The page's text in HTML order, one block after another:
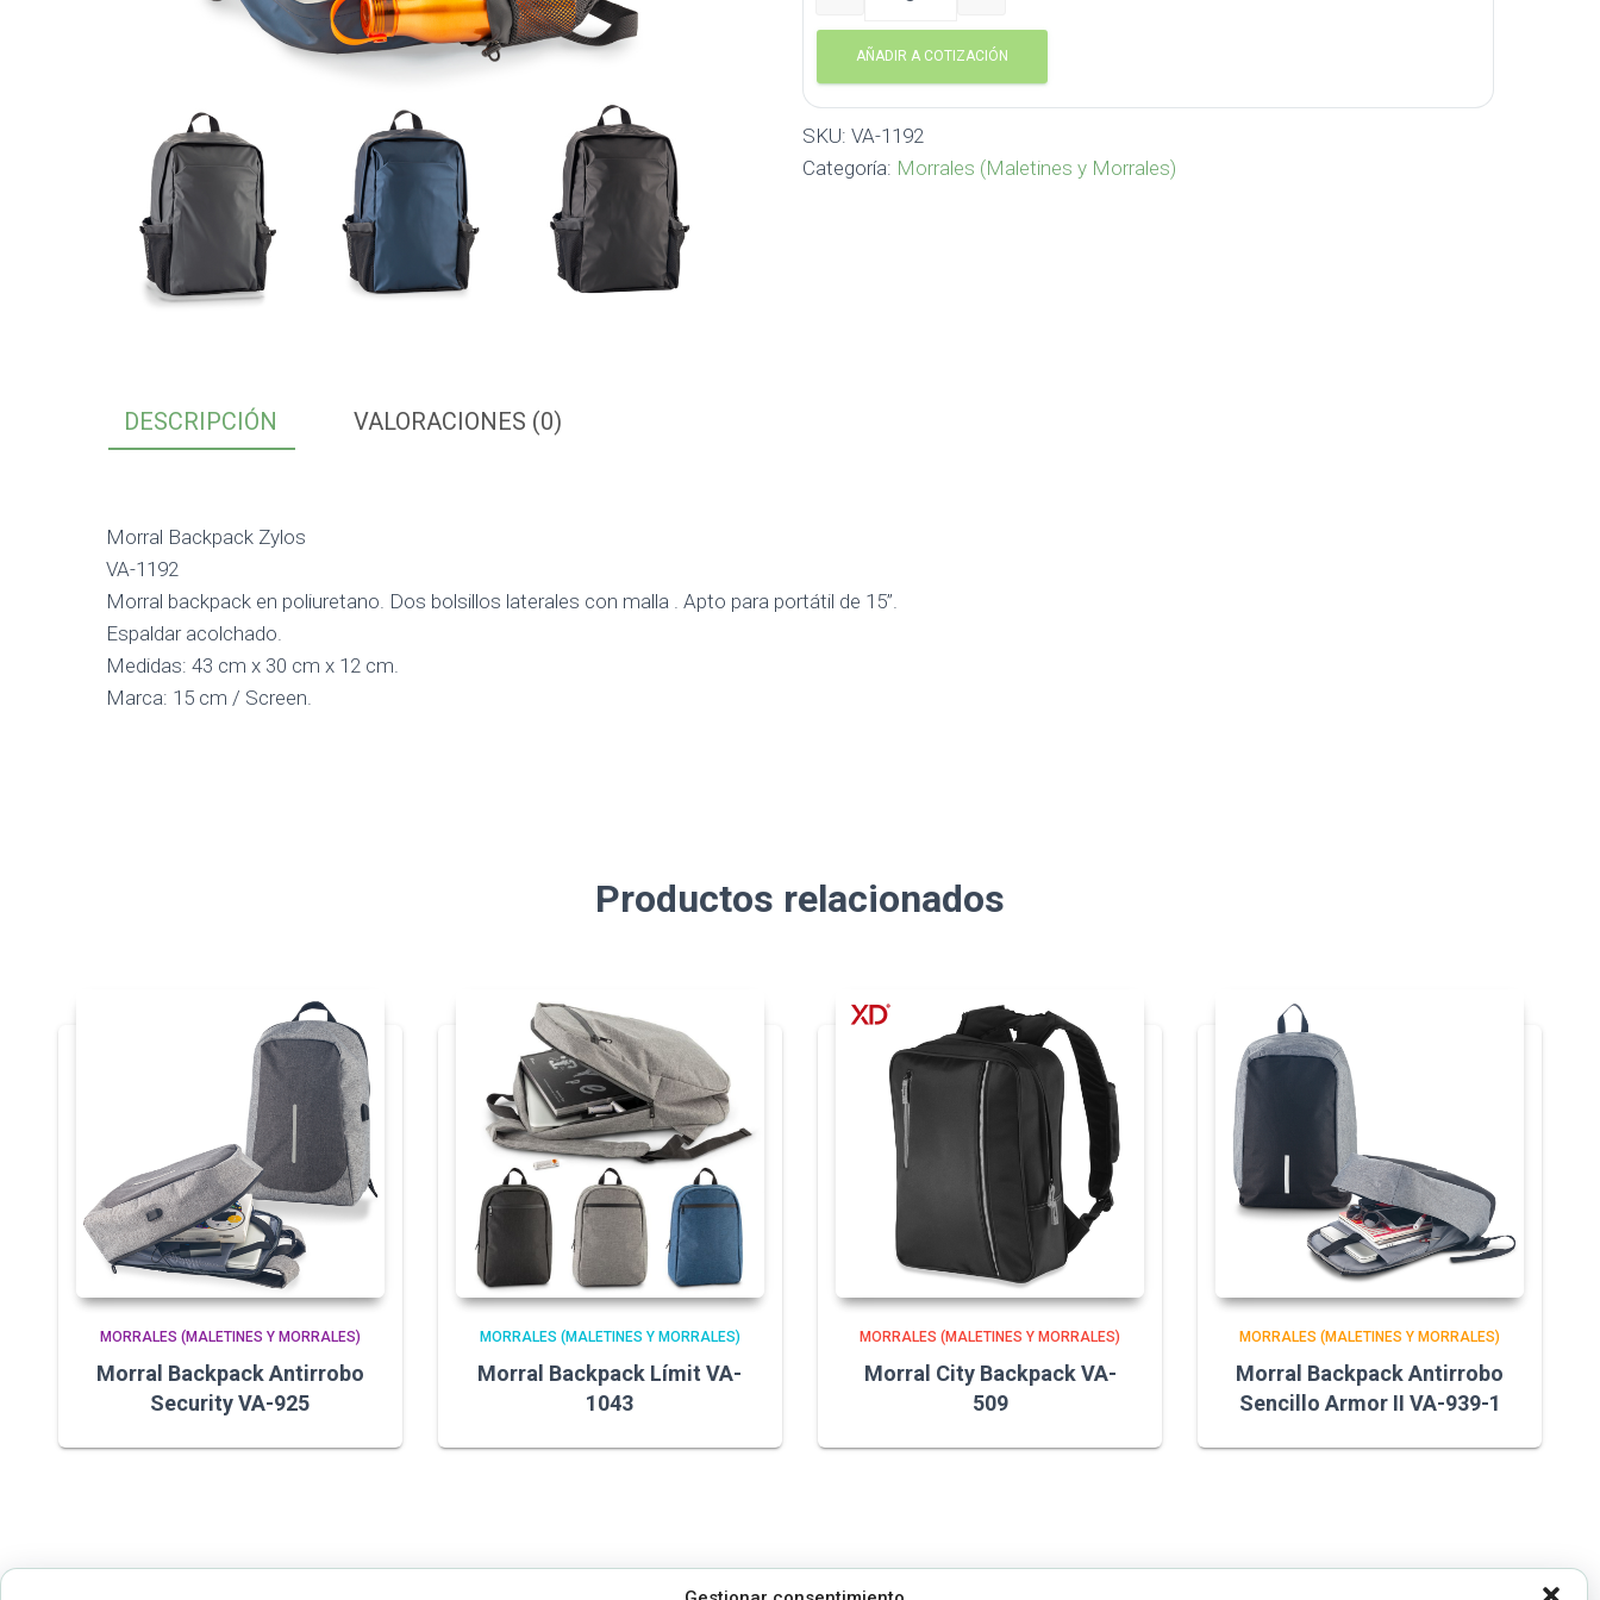
AÑADIR A COTIZACIÓN
SKU: VA-1192
Categoría: Morrales (Maletines y Morrales)
DESCRIPCIÓN VALORACIONES (0)
Morral Backpack Zylos
VA-1192
Morral backpack en poliuretano. Dos bolsillos laterales con malla . Apto para portátil de 15”.
Espaldar acolchado.
Medidas: 43 cm x 30 cm x 12 cm.
Marca: 15 cm / Screen.
Productos relacionados
MORRALES (MALETINES Y MORRALES)
Morral Backpack Antirrobo
Security VA-925
MORRALES (MALETINES Y MORRALES)
Morral Backpack Límit VA-
1043
MORRALES (MALETINES Y MORRALES)
Morral City Backpack VA-
509
MORRALES (MALETINES Y MORRALES)
Morral Backpack Antirrobo
Sencillo Armor II VA-939-1